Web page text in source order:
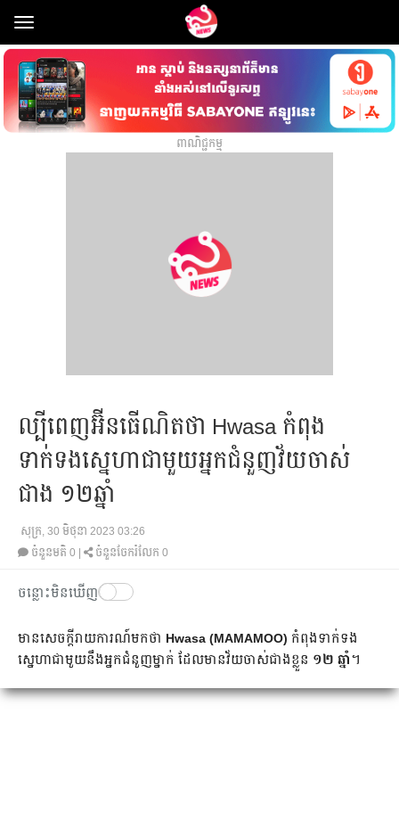
Toggle
navigation
ពាណិជ្ជកម្ម
ល្បីពេញអ៊ីនធើណិតថា Hwasa កំពុង
ទាក់ទងស្នេហាជាមួយអ្នកជំនួញវ័យចាស់
ជាង ១២ឆ្នាំ
សុក្រ, 30 មិថុនា 2023 03:26
ចំនួនមតិ 0 ចំនួនចែករំលែក 0
ចន្លោះមិនឃើញ
មានសេចក្ដីរាយការណ៍មកថា Hwasa (MAMAMOO) កំពុងទាក់ទង
ស្នេហាជាមួយនឹង​អ្នកជំនួញម្នាក់ ដែលមាន​វ័យចាស់ជាងខ្លួន ១២ ឆ្នាំ។